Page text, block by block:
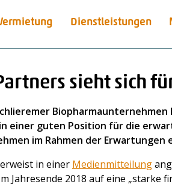
Dienstleistungen
sieht sich
einer guten Position für die
im Rahmen der Erwartungen
in einer Medienmitteilung
Jahresende 2018 auf eine „starke